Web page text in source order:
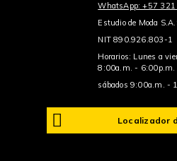
WhatsApp: +57
Estudio de Moda
NIT 890.926.803-1
Horarios: Lunes a
8:00a.m. - 6:00p.m.
sábados 9:00a.m. -
Localizador